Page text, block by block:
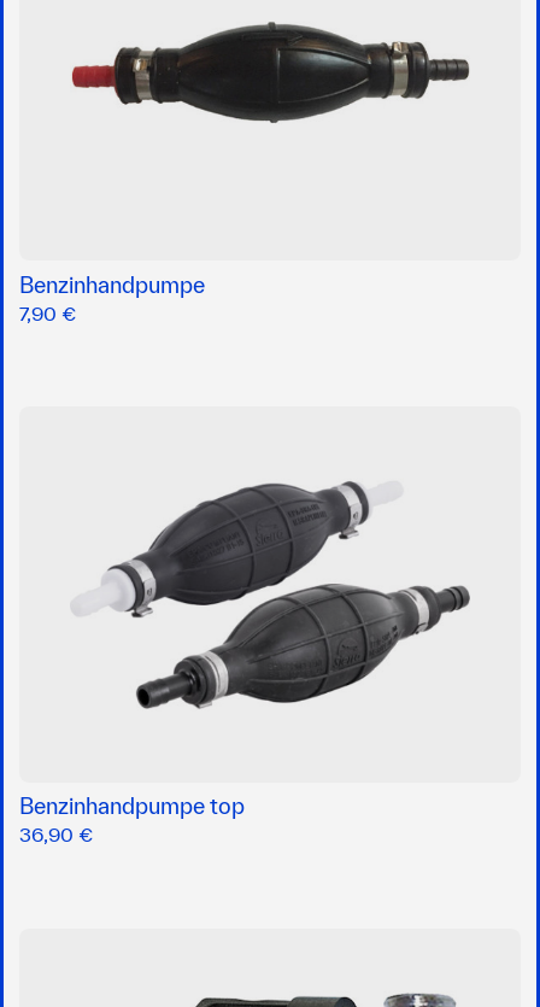
Benzinhandpumpe
7,90 €
Benzinhandpumpe top
36,90 €